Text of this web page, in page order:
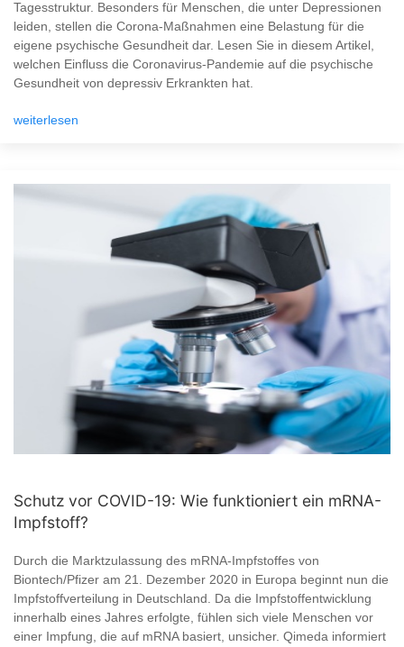
Tagesstruktur. Besonders für Menschen, die unter Depressionen
leiden, stellen die Corona-Maßnahmen eine Belastung für die
eigene psychische Gesundheit dar. Lesen Sie in diesem Artikel,
welchen Einfluss die Coronavirus-Pandemie auf die psychische
Gesundheit von depressiv Erkrankten hat.
weiterlesen
Schutz vor COVID-19: Wie funktioniert ein mRNA-
Impfstoff?
Durch die Marktzulassung des mRNA-Impfstoffes von
Biontech/Pfizer am 21. Dezember 2020 in Europa beginnt nun die
Impfstoffverteilung in Deutschland. Da die Impfstoffentwicklung
innerhalb eines Jahres erfolgte, fühlen sich viele Menschen vor
einer Impfung, die auf mRNA basiert, unsicher. Qimeda informiert